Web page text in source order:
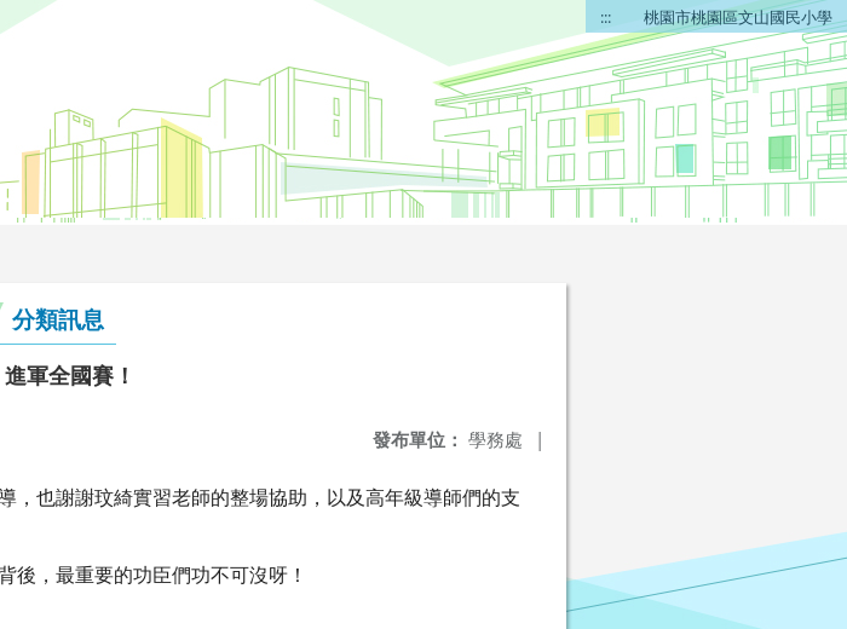
::: 桃園市桃園區文山國民小學
分類訊息
軍全國賽！
發布單位： 學務處 |
也謝謝玟綺實習老師的整場協助，以及高年級導師們的支
後，最重要的功臣們功不可沒呀！